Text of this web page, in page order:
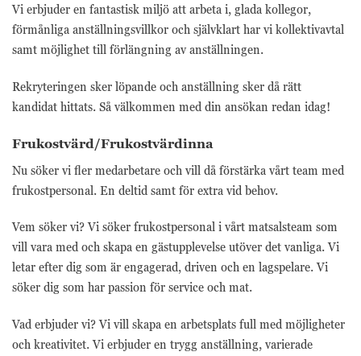
Vi erbjuder en fantastisk miljö att arbeta i, glada kollegor,
förmånliga anställningsvillkor och självklart har vi kollektivavtal
samt möjlighet till förlängning av anställningen.
Rekryteringen sker löpande och anställning sker då rätt
kandidat hittats. Så välkommen med din ansökan redan idag!
Frukostvärd/Frukostvärdinna
Nu söker vi fler medarbetare och vill då förstärka vårt team med
frukostpersonal. En deltid samt för extra vid behov.
Vem söker vi? Vi söker frukostpersonal i vårt matsalsteam som
vill vara med och skapa en gästupplevelse utöver det vanliga. Vi
letar efter dig som är engagerad, driven och en lagspelare. Vi
söker dig som har passion för service och mat.
Vad erbjuder vi? Vi vill skapa en arbetsplats full med möjligheter
och kreativitet. Vi erbjuder en trygg anställning, varierade